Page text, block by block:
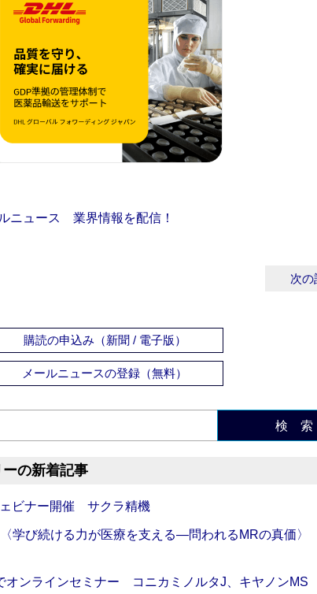
ニュース 業界情報を配信！
次の
購読の申込み（新聞 / 電子版）
メールニュースの登録（無料）
検 索
の新着記事
ビナー開催 サクラ精機
学び続ける力が医療を支える―問われるMRの真価
オンラインセミナー コニカミノルタJ、キヤノンMS